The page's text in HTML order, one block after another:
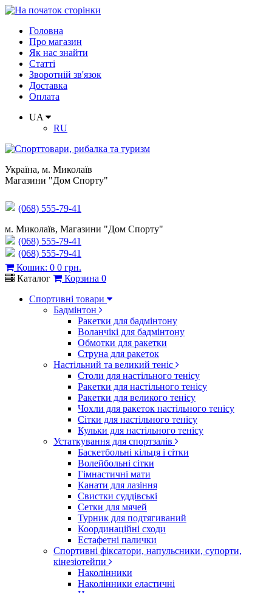
Головна
Про магазин
Як нас знайти
Статті
Зворотній зв'язок
Доставка
Оплата
UA
RU
Україна, м. Миколаїв
Магазини "Дом Спорту"
(068) 555-79-41
м. Миколаїв, Магазини "Дом Спорту"
(068) 555-79-41
(068) 555-79-41
Кошик: 0 0 грн.
Каталог
Корзина 0
Спортивні товари
Бадмінтон
Ракетки для бадмінтону
Воланчікі для бадмінтону
Обмотки для ракетки
Струна для ракеток
Настільний та великий теніс
Столи для настільного тенісу
Ракетки для настільного тенісу
Ракетки для великого тенісу
Чохли для ракеток настільного тенісу
Сітки для настільного тенісу
Кульки для настільного тенісу
Устаткування для спортзалів
Баскетбольні кільця і сітки
Волейбольні сітки
Гімнастичні мати
Канати для лазіння
Свистки суддівські
Сетки для мячей
Турник для подтягиваний
Координаційні сходи
Естафетні палички
Спортивні фіксатори, напульсники, супорти,
кінезіотейпи
Наколінники
Наколінники еластичні